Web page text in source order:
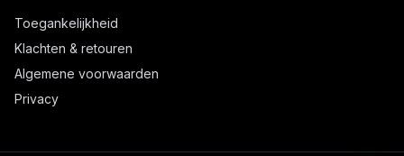
Toegankelijkheid
Klachten & retouren
Algemene voorwaarden
Privacy